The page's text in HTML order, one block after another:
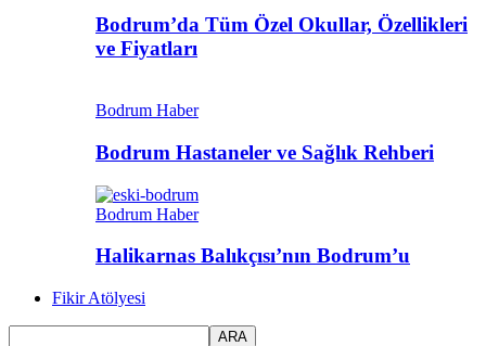
Bodrum’da Tüm Özel Okullar, Özellikleri
ve Fiyatları
Bodrum Haber
Bodrum Hastaneler ve Sağlık Rehberi
Bodrum Haber
Halikarnas Balıkçısı’nın Bodrum’u
Fikir Atölyesi